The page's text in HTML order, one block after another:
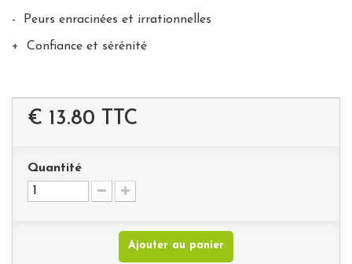
- Peurs enracinées et irrationnelles
+ Confiance et sérénité
€ 13.80 TTC
Quantité
Ajouter au panier